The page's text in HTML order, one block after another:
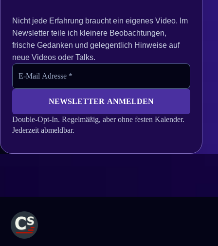
Nicht jede Erfahrung braucht ein eigenes Video. Im
Newsletter teile ich kleinere Beobachtungen,
frische Gedanken und gelegentlich Hinweise auf
neue Videos oder Talks.
Double-Opt-In. Regelmäßig, aber ohne festen Kalender.
Jederzeit abmeldbar.